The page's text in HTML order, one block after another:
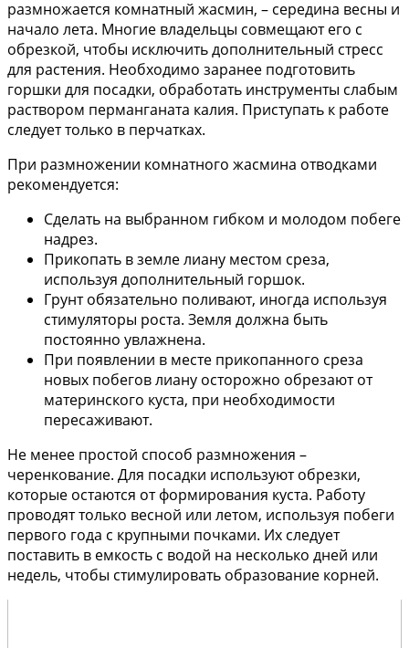
размножается комнатный жасмин, – середина весны и
начало лета. Многие владельцы совмещают его с
обрезкой, чтобы исключить дополнительный стресс
для растения. Необходимо заранее подготовить
горшки для посадки, обработать инструменты слабым
раствором перманганата калия. Приступать к работе
следует только в перчатках.
При размножении комнатного жасмина отводками
рекомендуется:
Сделать на выбранном гибком и молодом побеге
надрез.
Прикопать в земле лиану местом среза,
используя дополнительный горшок.
Грунт обязательно поливают, иногда используя
стимуляторы роста. Земля должна быть
постоянно увлажнена.
При появлении в месте прикопанного среза
новых побегов лиану осторожно обрезают от
материнского куста, при необходимости
пересаживают.
Не менее простой способ размножения –
черенкование. Для посадки используют обрезки,
которые остаются от формирования куста. Работу
проводят только весной или летом, используя побеги
первого года с крупными почками. Их следует
поставить в емкость с водой на несколько дней или
недель, чтобы стимулировать образование корней.